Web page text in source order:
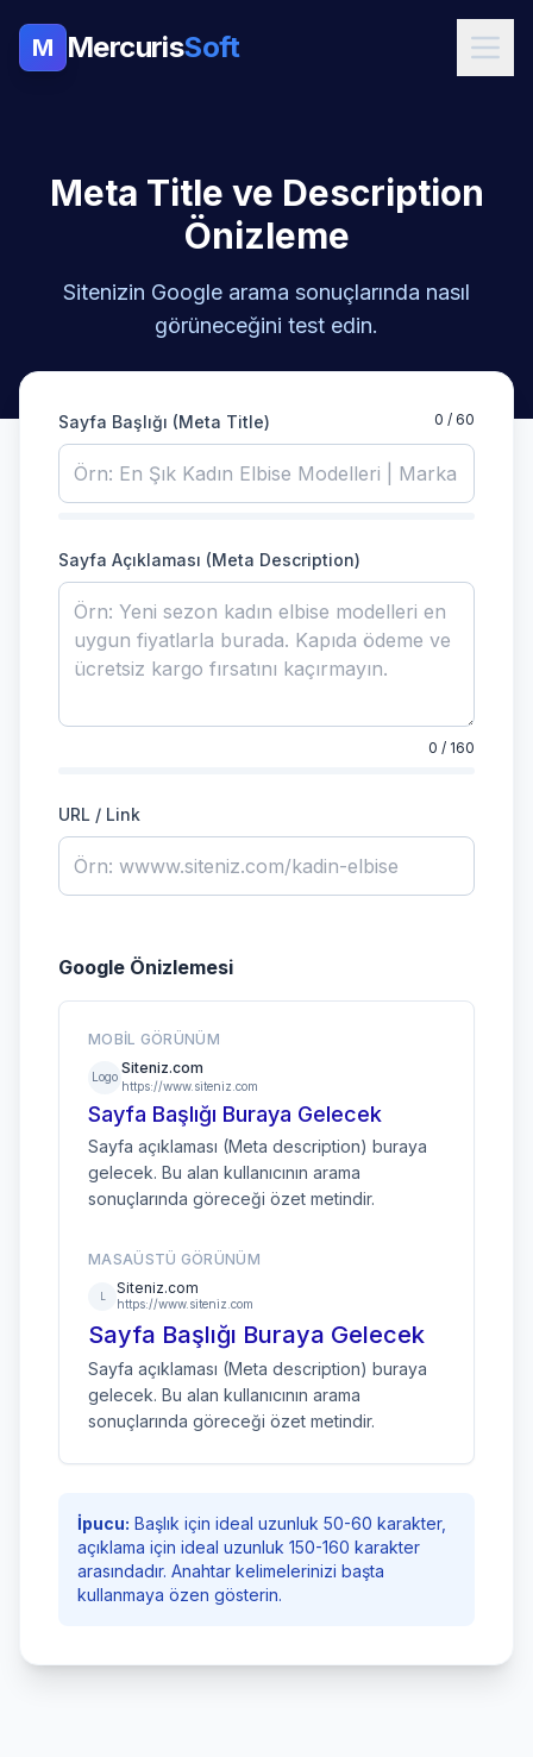
M MercurisSoft
Meta Title ve Description
Önizleme
Sitenizin Google arama sonuçlarında nasıl
görüneceğini test edin.
Sayfa Başlığı (Meta Title) 0 / 60
Sayfa Açıklaması (Meta Description)
0 / 160
URL / Link
Google Önizlemesi
MOBIL GÖRÜNÜM
Logo Siteniz.com
https://www.siteniz.com
Sayfa Başlığı Buraya Gelecek
Sayfa açıklaması (Meta description) buraya
gelecek. Bu alan kullanıcının arama
sonuçlarında göreceği özet metindir.
MASAÜSTÜ GÖRÜNÜM
Siteniz.com
https://www.siteniz.com
Sayfa Başlığı Buraya Gelecek
Sayfa açıklaması (Meta description) buraya
gelecek. Bu alan kullanıcının arama
sonuçlarında göreceği özet metindir.
İpucu: Başlık için ideal uzunluk 50-60 karakter,
açıklama için ideal uzunluk 150-160 karakter
arasındadır. Anahtar kelimelerinizi başta
kullanmaya özen gösterin.